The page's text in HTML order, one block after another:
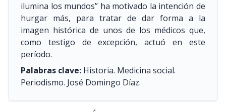
ilumina los mundos” ha motivado la intención de
hurgar más, para tratar de dar forma a la
imagen histórica de unos de los médicos que,
como testigo de excepción, actuó en este
período.
Palabras clave: Historia. Medicina social.
Periodismo. José Domingo Díaz.